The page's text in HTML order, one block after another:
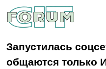
Запустилась
общаются только